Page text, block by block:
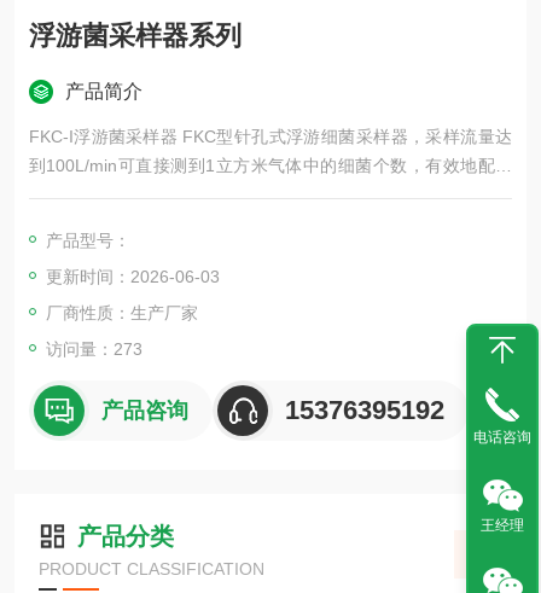
浮游菌采样器系列
产品简介
FKC-I浮游菌采样器 FKC型针孔式浮游细菌采样器，采样流量达
到100L/min可直接测到1立方米气体中的细菌个数，有效地配合
我国“GMP"规格的贯彻。
产品型号：
更新时间：2026-06-03
厂商性质：生产厂家
访问量：273
产品咨询 15376395192
产品分类
PRODUCT CLASSIFICATION
电话咨询
王经理